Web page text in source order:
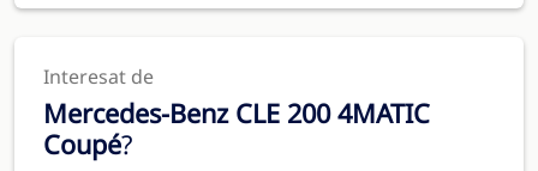
Interesat de
Mercedes-Benz CLE 200 4MATIC
Coupé?